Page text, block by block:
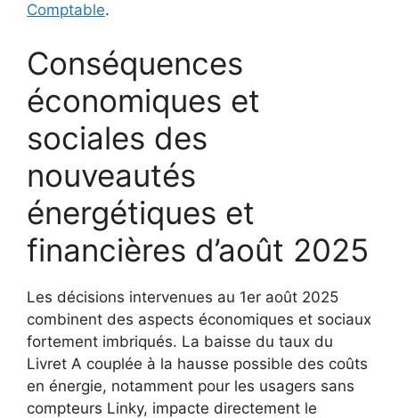
Comptable.
Conséquences
économiques et
sociales des
nouveautés
énergétiques et
financières d’août 2025
Les décisions intervenues au 1er août 2025
combinent des aspects économiques et sociaux
fortement imbriqués. La baisse du taux du
Livret A couplée à la hausse possible des coûts
en énergie, notamment pour les usagers sans
compteurs Linky, impacte directement le